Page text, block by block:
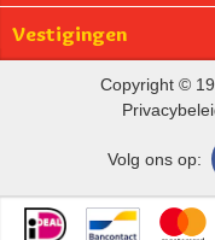
Vestigingen
Copyright ©
Volg ons op: